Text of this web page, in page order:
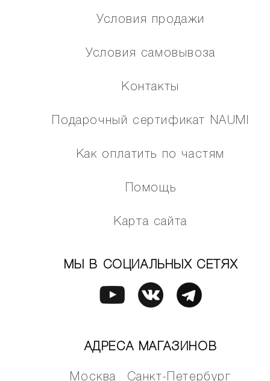
Условия продажи
Условия самовывоза
Контакты
Подарочный сертификат NAUMI
Как оплатить по частям
Помощь
Карта сайта
МЫ В СОЦИАЛЬНЫХ СЕТЯХ
АДРЕСА МАГАЗИНОВ
Москва Санкт-Петербург